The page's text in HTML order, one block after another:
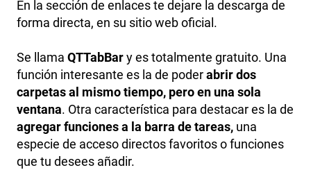
En la sección de enlaces te dejare la descarga de
forma directa, en su sitio web oficial.
Se llama QTTabBary es totalmente gratuito. Una
función interesante es la de poderabrir dos
carpetas al mismo tiempo, pero en una sola
ventana. Otra característica para destacar es la de
agregar funciones a la barra de tareas, una
especie de acceso directos favoritos o funciones
que tu desees añadir.